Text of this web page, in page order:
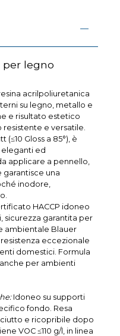
per legno
acrilpoliuretanica
su legno, metallo e
e risultato estetico
e versatile.
Gloss a 85°), è
ed
applicare a pennello,
garantisce una
inodore,
HACCP idoneo
sicurezza garantita per
ambientale Blauer
eccezionale
domestici. Formula
per ambienti
Idoneo su supporti
fondo. Resa
e ricopribile dopo
VOC ≤110 g/l, in linea